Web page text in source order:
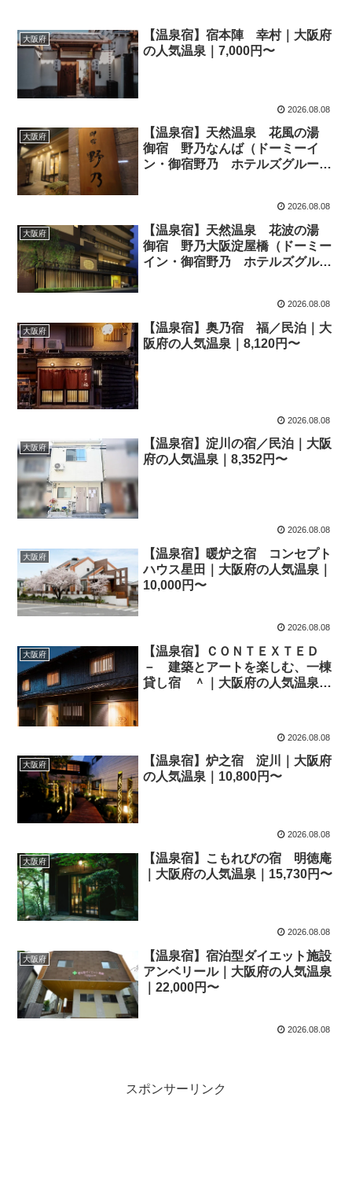
大阪府
【温泉宿】宿本陣 幸村｜大阪府
の人気温泉｜7,000円〜
2026.08.08
大阪府
【温泉宿】天然温泉 花風の湯
御宿 野乃なんば（ドーミーイ
ン・御宿野乃 ホテルズグルー
2026.08.08
大阪府
【温泉宿】天然温泉 花波の湯
御宿 野乃大阪淀屋橋（ドーミー
イン・御宿野乃 ホテルズグルー
2026.08.08
大阪府
【温泉宿】奥乃宿 福／民泊｜大
阪府の人気温泉｜8,120円〜
2026.08.08
大阪府
【温泉宿】淀川の宿／民泊｜大阪
府の人気温泉｜8,352円〜
2026.08.08
大阪府
【温泉宿】暖炉之宿 コンセプト
ハウス星田｜大阪府の人気温泉｜
10,000円〜
2026.08.08
大阪府
【温泉宿】ＣＯＮＴＥＸＴＥＤ
－ 建築とアートを楽しむ、一棟
貸し宿 ＾｜大阪府の人気温泉｜
2026.08.08
大阪府
【温泉宿】炉之宿 淀川｜大阪府
の人気温泉｜10,800円〜
2026.08.08
大阪府
【温泉宿】こもれびの宿 明徳庵
｜大阪府の人気温泉｜15,730円〜
2026.08.08
大阪府
【温泉宿】宿泊型ダイエット施設
アンベリール｜大阪府の人気温泉
｜22,000円〜
2026.08.08
スポンサーリンク